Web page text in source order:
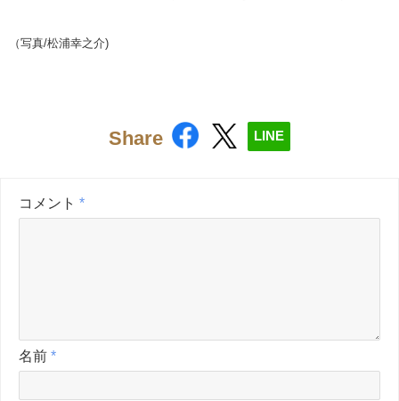
（写真/松浦幸之介)
Share LINE
コメント *
名前 *